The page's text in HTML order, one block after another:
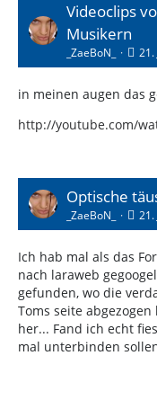
Videoclips
Musikern
_ZaeBoN_ 21.
in meinen augen das
http://youtube.com/
Optische
_ZaeBoN_ 21.
Ich hab mal als das
nach laraweb
gefunden, wo die
Toms seite
her... Fand ich echt
mal unterbinden